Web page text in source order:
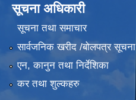
सूचना अधिकारी
सूचना तथा समाचार
सार्वजनिक खरीद /बोलपत्र सूचना
एन, कानुन तथा निर्देशिका
कर तथा शुल्कहरु